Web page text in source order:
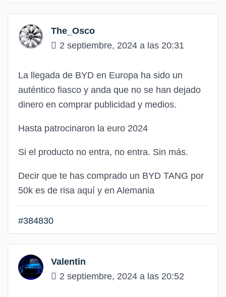
The_Osco
2 septiembre, 2024 a las 20:31
La llegada de BYD en Europa ha sido un
auténtico fiasco y anda que no se han dejado
dinero en comprar publicidad y medios.
Hasta patrocinaron la euro 2024
Si el producto no entra, no entra. Sin más.
Decir que te has comprado un BYD TANG por
50k es de risa aquí y en Alemania
#384830
Valentin
2 septiembre, 2024 a las 20:52